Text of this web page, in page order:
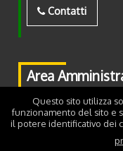
Contatti
Area
Piazza Fiera, 2 -
Contatti
Questo sito utilizza
funzionamento del sito e
il potere identificativo dei